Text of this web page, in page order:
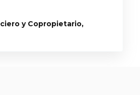
y Copropietario,